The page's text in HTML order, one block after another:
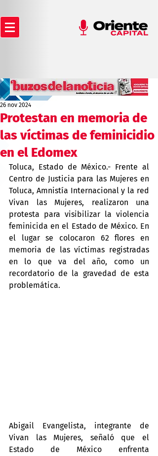
Protestan en memoria de
las víctimas de feminicidio
en el Edomex
26 nov 2024
Toluca, Estado de México.- Frente al
Centro de Justicia para las Mujeres en
Toluca, Amnistía Internacional y la red
Vivan las Mujeres, realizaron una
protesta para visibilizar la violencia
feminicida en el Estado de México. En
el lugar se colocaron 62 flores en
memoria de las víctimas registradas
en lo que va del año, como un
recordatorio de la gravedad de esta
problemática.
Abigail Evangelista, integrante de
Vivan las Mujeres, señaló que el
Estado de México enfrenta